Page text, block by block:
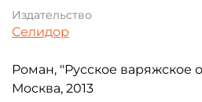
Издательство
Селидор
Роман, "Русское варяжское
Москва, 2013